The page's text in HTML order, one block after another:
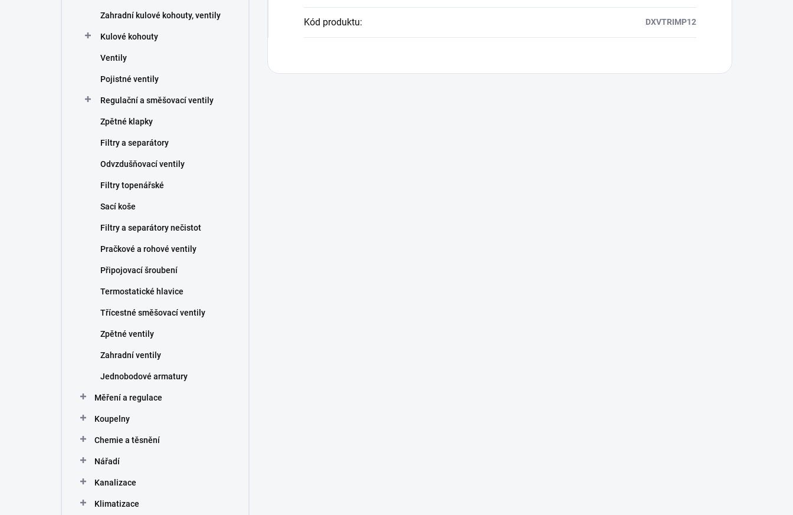
Zahradní kulové kohouty, ventily
Kulové kohouty
Ventily
Pojistné ventily
Regulační a směšovací ventily
Zpětné klapky
Filtry a separátory
Odvzdušňovací ventily
Filtry topenářské
Sací koše
Filtry a separátory nečistot
Pračkové a rohové ventily
Připojovací šroubení
Termostatické hlavice
Třícestné směšovací ventily
Zpětné ventily
Zahradní ventily
Jednobodové armatury
Měření a regulace
Koupelny
Chemie a těsnění
Nářadí
Kanalizace
Klimatizace
Kód produktu: DXVTRIMP12